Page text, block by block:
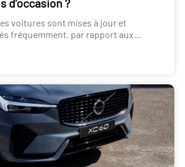
voitures sont mises à jour et
fréquemment. par rapport aux
voitures d’occasion.